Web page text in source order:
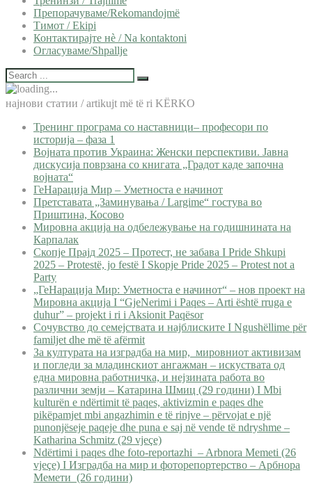
Препорачуваме/Rekomandojmë
Тимот / Ekipi
Контактирајте нѐ / Na kontaktoni
Огласуваме/Shpallje
најнови статии / artikujt më të ri KËRKO
Тренинг програма со наставници– професори по
историја – фаза 1
Војната против Украина: Женски перспективи. Јавна
дискусија поврзана со книгата „Градот каде започна
војната“
ГеНарација Мир – Уметноста е начинот
Претставата „Заминувања / Largime“ гостува во
Приштина, Косово
Мировна акција на одбележување на годишнината на
Карпалак
Скопје Прајд 2025 – Протест, не забава I Pride Shkupi
2025 – Protestë, jo festë I Skopje Pride 2025 – Protest not a
Party
„ГеНарација Мир: Уметноста е начинот“ – нов проект на
Мировна акција I “GjeNerimi i Paqes – Arti është rruga e
duhur” – projekt i ri i Aksionit Paqësor
Сочувство до семејствата и најблиските I Ngushëllime për
familjet dhe më të afërmit
За културата на изградба на мир, мировниот активизам
и погледи за младинскиот ангажман – искуствата од
една мировна работничка, и нејзината работа во
различни земји – Катарина Шмиц (29 години) I Mbi
kulturën e ndërtimit të paqes, aktivizmin e paqes dhe
pikëpamjet mbi angazhimin e të rinjve – përvojat e një
punonjëseje paqeje dhe puna e saj në vende të ndryshme –
Katharina Schmitz (29 vjeçe)
Ndërtimi i paqes dhe foto-reportazhi – Arbnora Memeti (26
vjeçe) I Изградба на мир и фоторепортерство – Арбнора
Мемети (26 години)